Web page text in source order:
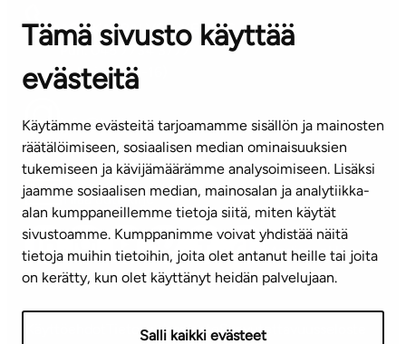
Tämä sivusto käyttää
evästeitä
Käytämme evästeitä tarjoamamme sisällön ja mainosten
räätälöimiseen, sosiaalisen median ominaisuuksien
tukemiseen ja kävijämäärämme analysoimiseen. Lisäksi
jaamme sosiaalisen median, mainosalan ja analytiikka-
alan kumppaneillemme tietoja siitä, miten käytät
sivustoamme. Kumppanimme voivat yhdistää näitä
tietoja muihin tietoihin, joita olet antanut heille tai joita
on kerätty, kun olet käyttänyt heidän palvelujaan.
Salli kaikki evästeet
ASIAKASPALVELUKESKUS
Puh. 045 7734 3777
(arkisin klo 8-16)
info@ta.fi
Tilaa uutiskirje
Mediapankki
TietosuojaselosteSaavutettavuusseloste